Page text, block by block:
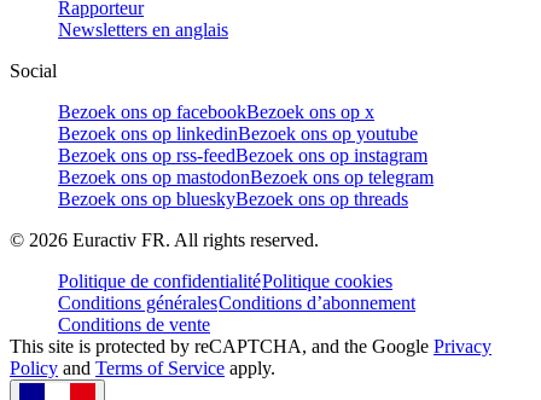
Rapporteur
Newsletters en anglais
Social
Bezoek ons op facebookBezoek ons op x
Bezoek ons op linkedinBezoek ons op youtube
Bezoek ons op rss-feedBezoek ons op instagram
Bezoek ons op mastodonBezoek ons op telegram
Bezoek ons op blueskyBezoek ons op threads
© 2026 Euractiv FR. All rights reserved.
Politique de confidentialitéPolitique cookies
Conditions généralesConditions d’abonnement
Conditions de vente
This site is protected by reCAPTCHA, and the Google Privacy
Policy and Terms of Service apply.